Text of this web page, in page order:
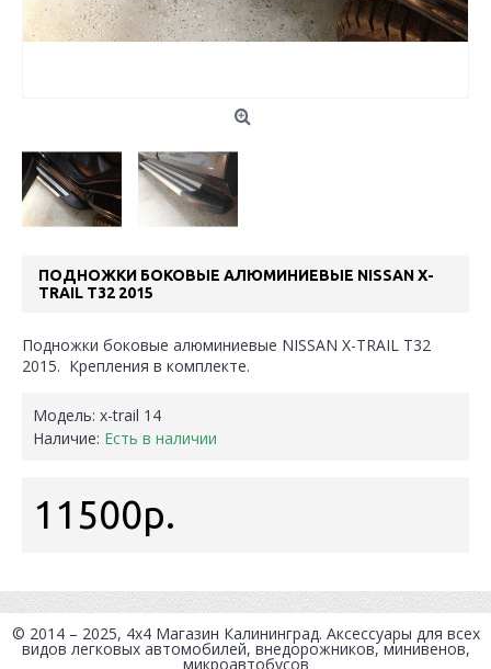
ПОДНОЖКИ БОКОВЫЕ АЛЮМИНИЕВЫЕ NISSAN X-
TRAIL T32 2015
Подножки боковые алюминиевые NISSAN X-TRAIL T32
2015. Крепления в комплекте.
Модель: x-trail 14
Наличие: Есть в наличии
11500р.
© 2014 – 2025, 4x4 Магазин Калининград. Аксессуары для всех
видов легковых автомобилей, внедорожников, минивенов,
микроавтобусов